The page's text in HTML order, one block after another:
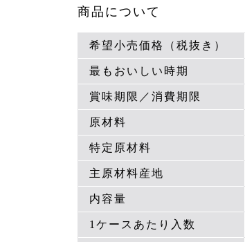
商品について
希望小売価格（税抜き）
最もおいしい時期
賞味期限／消費期限
原材料
特定原材料
主原材料産地
内容量
1ケースあたり入数